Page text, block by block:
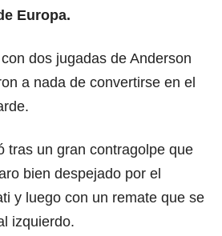
Europa.
dos jugadas de Anderson
a nada de convertirse en el
tras un gran contragolpe que
bien despejado por el
y luego con un remate que se
izquierdo.